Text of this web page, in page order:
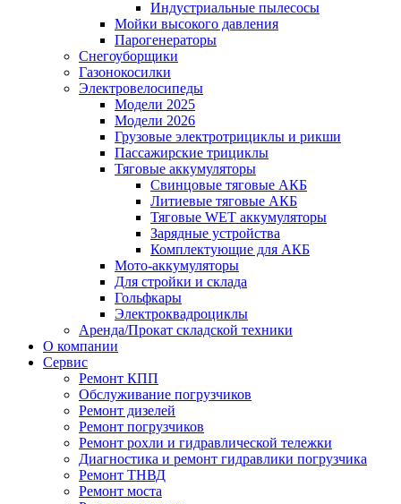
Индустриальные пылесосы
Мойки высокого давления
Парогенераторы
Снегоуборщики
Газонокосилки
Электровелосипеды
Модели 2025
Модели 2026
Грузовые электротрициклы и рикши
Пассажирские трициклы
Тяговые аккумуляторы
Свинцовые тяговые АКБ
Литиевые тяговые АКБ
Тяговые WET аккумуляторы
Зарядные устройства
Комплектующие для АКБ
Мото-аккумуляторы
Для стройки и склада
Гольфкары
Электроквадроциклы
Аренда/Прокат складской техники
О компании
Сервис
Ремонт КПП
Обслуживание погрузчиков
Ремонт дизелей
Ремонт погрузчиков
Ремонт рохли и гидравлической тележки
Диагностика и ремонт гидравлики погрузчика
Ремонт ТНВД
Ремонт моста